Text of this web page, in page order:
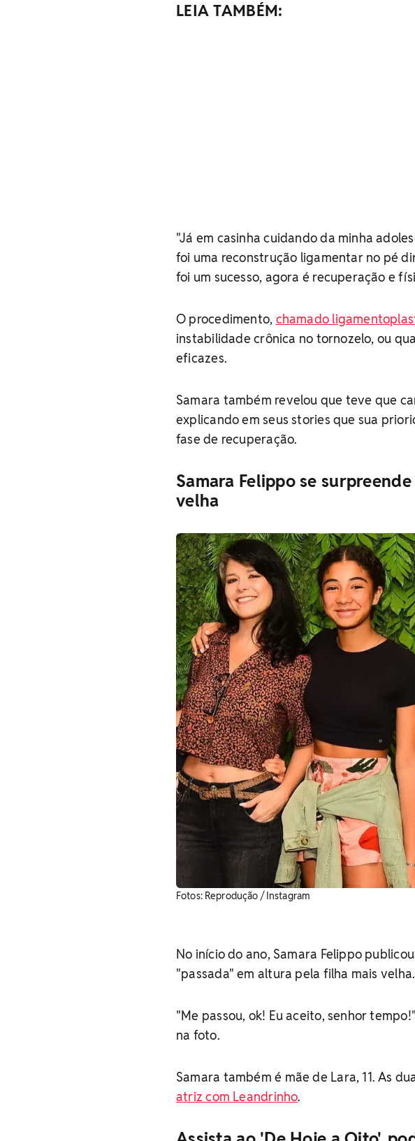
LEIA TAMBÉM:
"Já em casinha cuidando da minha
foi uma reconstrução ligamentar no pé
foi um sucesso, agora é recuperação e
O procedimento, chamado
instabilidade crônica no tornozelo, ou
eficazes.
Samara também revelou que teve que
explicando em seus stories que sua
fase de recuperação.
Samara Felippo se
velha
Fotos: Reprodução / Instagram
No início do ano, Samara Felippo
"passada" em altura pela filha mais
"Me passou, ok! Eu aceito, senhor
na foto.
Samara também é mãe de Lara, 11. As
atriz com Leandrinho.